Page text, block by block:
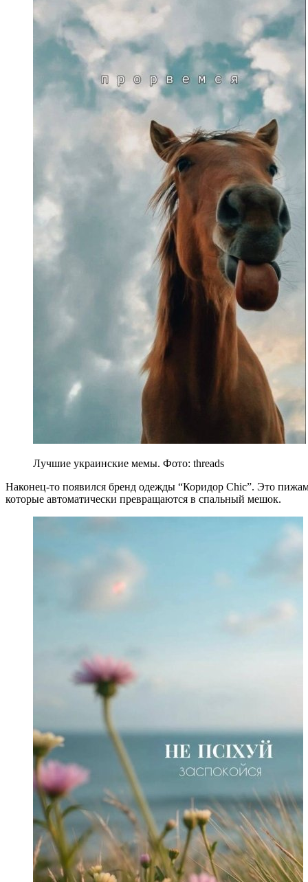
Лучшие украинские мемы. Фото: threads
Наконец-то появился бренд одежды “Коридор Chic”. Это
которые автоматически превращаются в спальный мешок.